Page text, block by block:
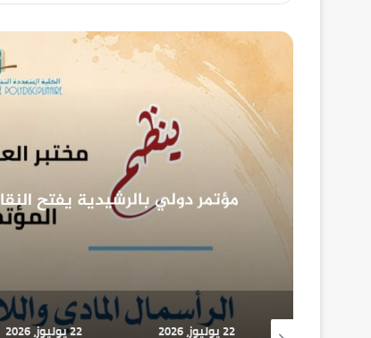
مؤتمر دولي بالرشيدية يفتح
22 يوليوز، 2026 22 يوليوز، 2026